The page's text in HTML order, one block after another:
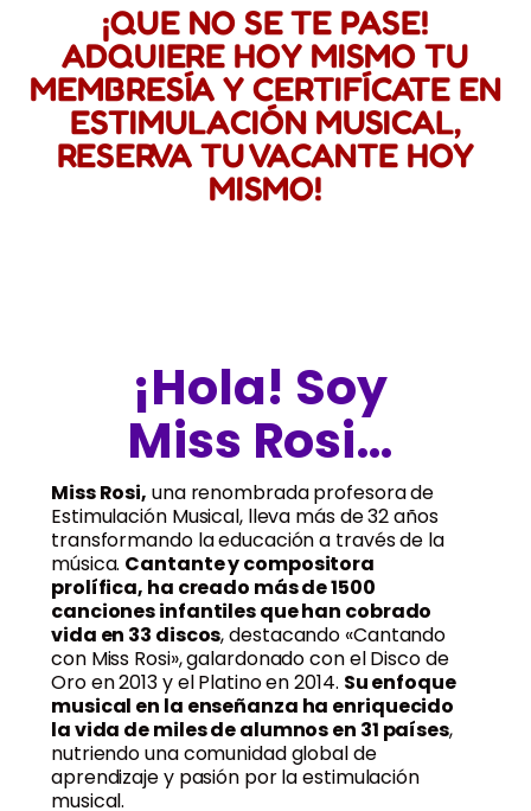
¡QUE NO SE TE PASE!
ADQUIERE HOY MISMO TU
MEMBRESÍA Y CERTIFÍCATE EN
ESTIMULACIÓN MUSICAL,
RESERVA TU VACANTE HOY
MISMO!
¡Hola! Soy
Miss Rosi…
Miss Rosi, una renombrada profesora de
Estimulación Musical, lleva más de 32 años
transformando la educación a través de la
música. Cantante y compositora
prolífica, ha creado más de 1500
canciones infantiles que han cobrado
vida en 33 discos, destacando «Cantando
con Miss Rosi», galardonado con el Disco de
Oro en 2013 y el Platino en 2014. Su enfoque
musical en la enseñanza ha enriquecido
la vida de miles de alumnos en 31 países,
nutriendo una comunidad global de
aprendizaje y pasión por la estimulación
musical.